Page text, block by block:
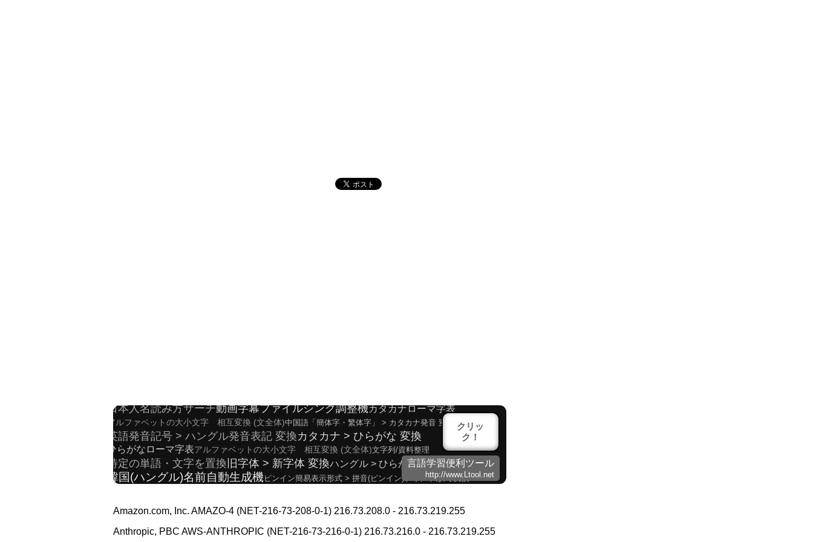
日本人名読み方サーチ動画字幕ファイルシンク調整機カタカナローマ字表
アルファベットの大小文字 相互変換 (文全体)中国語「簡体字・繁体字」 > カタカナ発音 変換
英語発音記号 > ハングル発音表記 変換カタカナ > ひらがな 変換
ひらがなローマ字表アルファベットの大小文字 相互変換 (文全体)文字列/資料整理
特定の単語・文字を置換 旧字体 > 新字体 変換ハングル > ひらがな/カタカナ 変換
韓国(ハングル)名前自動生成機 ピンイン簡易表示形式 > 拼音(ピンイン)フォント形式 変換
韓国全国大学校検索
中国、中国語関連サイト、ブログ 繁体字 > 簡体字 変換
中国語「簡体字・繁体字」 > ハングル発音 変換ひらがな > カタカナ 変換
クリッ
ク！
言語学習便利ツール
http://www.Ltool.net
Amazon.com, Inc. AMAZO-4 (NET-216-73-208-0-1) 216.73.208.0 - 216.73.219.255
Anthropic, PBC AWS-ANTHROPIC (NET-216-73-216-0-1) 216.73.216.0 - 216.73.219.255